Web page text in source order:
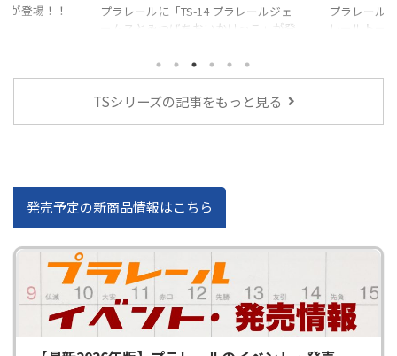
レールジェ
る方は、お
プラレールに「プラレール TS-24 プラ
レールトーマスと色あわせ貨車」が登
い、「TS-24 プラレールケイトリン」
が廃盤となりますので、気になる方
は、お早めに。
ジ」が登場
発売に伴い
TSシリーズの記事をもっと見る
発売予定の新商品情報はこちら